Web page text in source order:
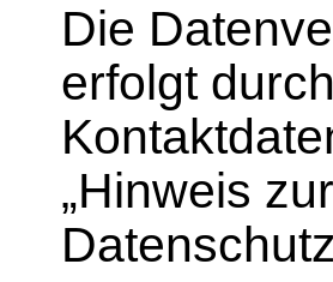
Die
erfolgt
„Hinweis